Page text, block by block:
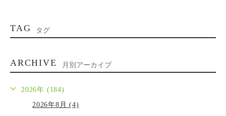
TAG タグ
ARCHIVE 月別アーカイブ
2026年 (184)
2026年8月 (4)